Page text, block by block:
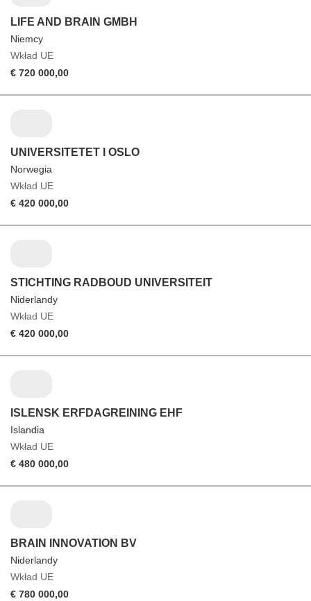
LIFE AND BRAIN GMBH
Niemcy
Wkład UE
€ 720 000,00
UNIVERSITETET I OSLO
Norwegia
Wkład UE
€ 420 000,00
STICHTING RADBOUD UNIVERSITEIT
Niderlandy
Wkład UE
€ 420 000,00
ISLENSK ERFDAGREINING EHF
Islandia
Wkład UE
€ 480 000,00
BRAIN INNOVATION BV
Niderlandy
Wkład UE
€ 780 000,00